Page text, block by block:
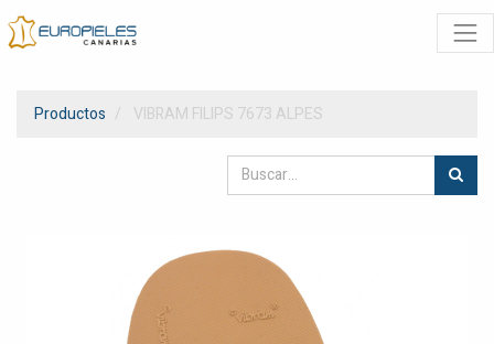
Productos VIBRAM FILIPS 7673 ALPES